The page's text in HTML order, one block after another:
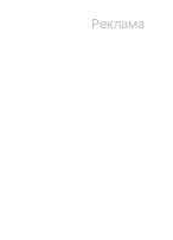
Реклама